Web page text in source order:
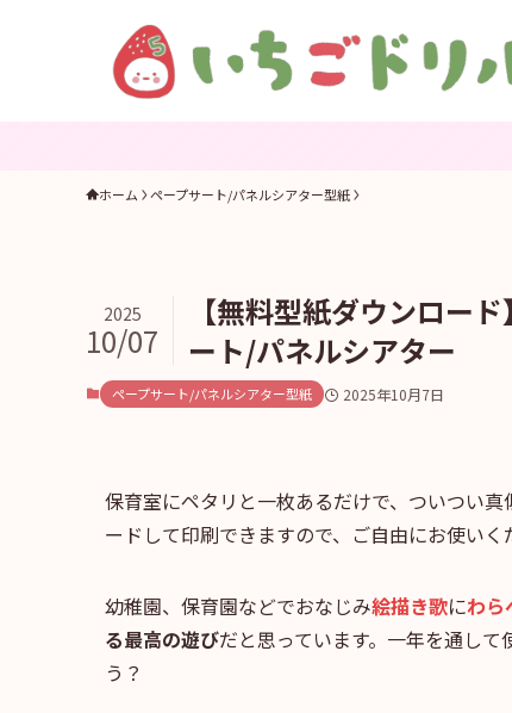
ホーム ペープサート/パネルシアター型紙
【無料型紙ダウンロー
ート/パネルシアター
2025
10/07
ペープサート/パネルシアター型紙 2025年10月7日
保育室にペタリと一枚あるだけで、ついつい
ードして印刷できますので、ご自由にお使いく
幼稚園、保育園などでおなじみ絵描き歌にわら
る最高の遊びだと思っています。一年を通し
う？